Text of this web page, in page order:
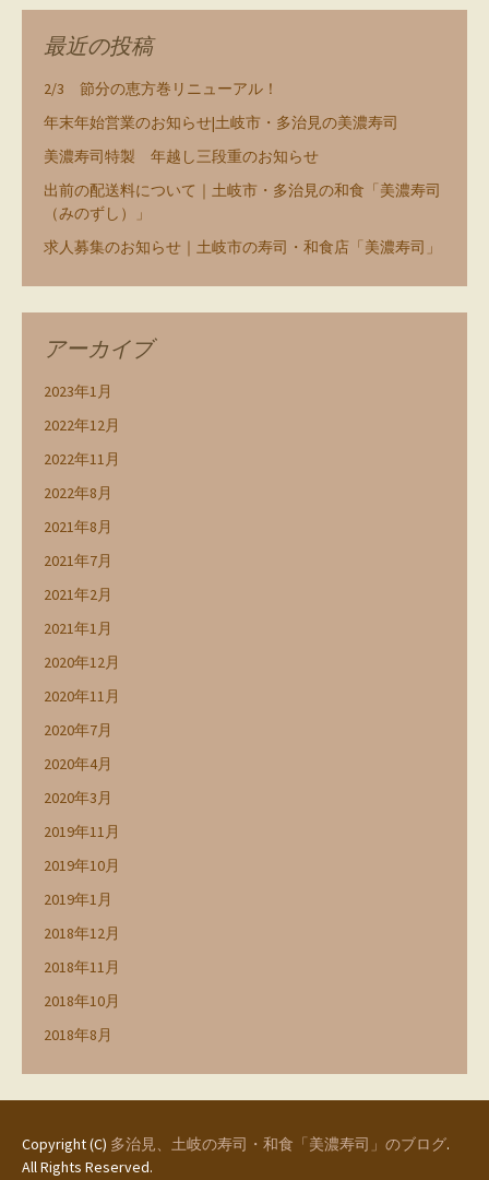
最近の投稿
2/3 節分の恵方巻リニューアル！
年末年始営業のお知らせ|土岐市・多治見の美濃寿司
美濃寿司特製 年越し三段重のお知らせ
出前の配送料について｜土岐市・多治見の和食「美濃寿司
（みのずし）」
求人募集のお知らせ｜土岐市の寿司・和食店「美濃寿司」
アーカイブ
2023年1月
2022年12月
2022年11月
2022年8月
2021年8月
2021年7月
2021年2月
2021年1月
2020年12月
2020年11月
2020年7月
2020年4月
2020年3月
2019年11月
2019年10月
2019年1月
2018年12月
2018年11月
2018年10月
2018年8月
Copyright (C) 多治見、土岐の寿司・和食「美濃寿司」のブログ.
All Rights Reserved.